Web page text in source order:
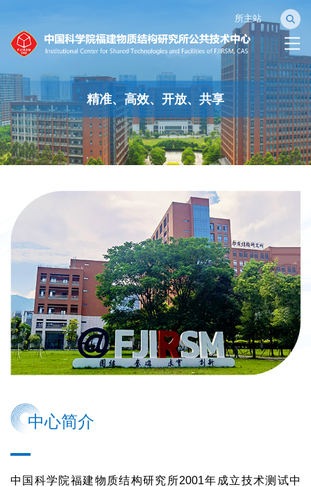
所主站
精准、高效、开放、共享
中心简介
中国科学院福建物质结构研究所2001年成立技术测试中